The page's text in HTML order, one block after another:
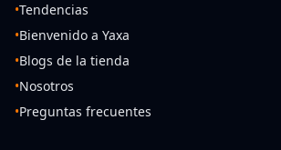
•Tendencias
•Bienvenido a Yaxa
•Blogs de la tienda
•Nosotros
•Preguntas frecuentes